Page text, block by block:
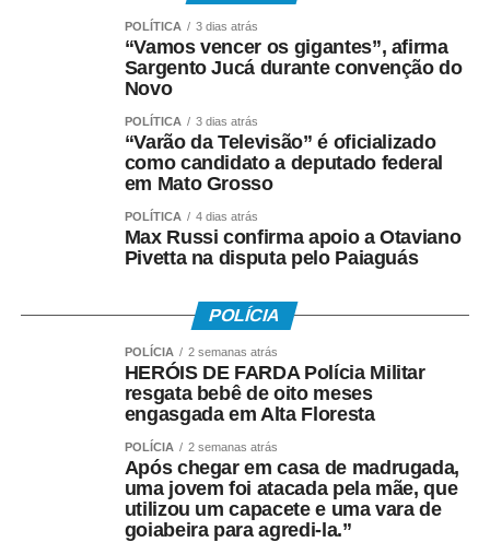
POLÍTICA 3 dias atrás
“Vamos vencer os gigantes”, afirma
Sargento Jucá durante convenção do
Novo
POLÍTICA 3 dias atrás
“Varão da Televisão” é oficializado
como candidato a deputado federal
em Mato Grosso
POLÍTICA 4 dias atrás
Max Russi confirma apoio a Otaviano
Pivetta na disputa pelo Paiaguás
POLÍCIA
POLÍCIA 2 semanas atrás
HERÓIS DE FARDA Polícia Militar
resgata bebê de oito meses
engasgada em Alta Floresta
POLÍCIA 2 semanas atrás
Após chegar em casa de madrugada,
uma jovem foi atacada pela mãe, que
utilizou um capacete e uma vara de
goiabeira para agredi-la.”